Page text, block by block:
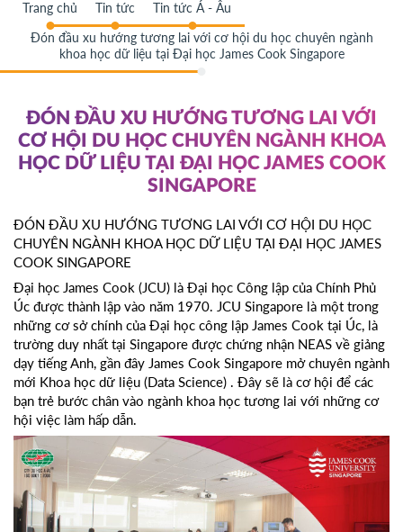
Trang chủ Tin tức Tin tức Á - Âu
Đón đầu xu hướng tương lai với cơ hội du học chuyên ngành
khoa học dữ liệu tại Đại học James Cook Singapore
ĐÓN ĐẦU XU HƯỚNG TƯƠNG LAI VỚI
CƠ HỘI DU HỌC CHUYÊN NGÀNH KHOA
HỌC DỮ LIỆU TẠI ĐẠI HỌC JAMES COOK
SINGAPORE
ĐÓN ĐẦU XU HƯỚNG TƯƠNG LAI VỚI CƠ HỘI DU HỌC
CHUYÊN NGÀNH KHOA HỌC DỮ LIỆU TẠI ĐẠI HỌC JAMES
COOK SINGAPORE
Đại học James Cook (JCU) là Đại học Công lập của Chính Phủ
Úc được thành lập vào năm 1970. JCU Singapore là một trong
những cơ sở chính của Đại học công lập James Cook tại Úc, là
trường duy nhất tại Singapore được chứng nhận NEAS về giảng
dạy tiếng Anh, gần đây James Cook Singapore mở chuyên ngành
mới Khoa học dữ liệu (Data Science) . Đây sẽ là cơ hội để các
bạn trẻ bước chân vào ngành khoa học tương lai với những cơ
hội việc làm hấp dẫn.